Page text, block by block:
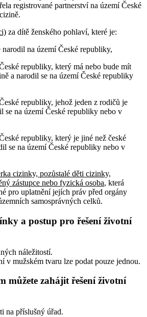
registrované partnerství na území České
za dítě ženského pohlaví, které je:
na území České republiky,
republiky, který má nebo bude mít
a narodil se na území České republiky
republiky, jehož jeden z rodičů je
se na území České republiky nebo v
republiky, který je jiné než české
se na území České republiky nebo v
cizinky, pozůstalé děti cizinky,
zástupce nebo fyzická osoba, která
pro uplatnění jejích práv před orgány
samosprávných celků.
a postup pro řešení životní
náležitostí.
v mužském tvaru lze podat pouze jednou.
můžete zahájit řešení životní
na příslušný úřad.